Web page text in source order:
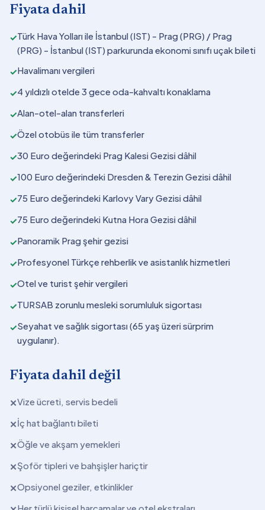
Fiyata dahil
✓Türk Hava Yolları ile İstanbul (IST) - Prag (PRG) / Prag
(PRG) - İstanbul (IST) parkurunda ekonomi sınıfı uçak bileti
✓Havalimanı vergileri
✓4 yıldızlı otelde 3 gece oda-kahvaltı konaklama
✓Alan-otel-alan transferleri
✓Özel otobüs ile tüm transferler
✓30 Euro değerindeki Prag Kalesi Gezisi dâhil
✓100 Euro değerindeki Dresden & Terezin Gezisi dâhil
✓75 Euro değerindeki Karlovy Vary Gezisi dâhil
✓75 Euro değerindeki Kutna Hora Gezisi dâhil
✓Panoramik Prag şehir gezisi
✓Profesyonel Türkçe rehberlik ve asistanlık hizmetleri
✓Otel ve turist şehir vergileri
✓TURSAB zorunlu mesleki sorumluluk sigortası
✓Seyahat ve sağlık sigortası (65 yaş üzeri sürprim
uygulanır).
Fiyata dahil değil
✕Vize ücreti, servis bedeli
✕İç hat bağlantı bileti
✕Öğle ve akşam yemekleri
✕Şoför tipleri ve bahşişler hariçtir
✕Opsiyonel geziler, etkinlikler